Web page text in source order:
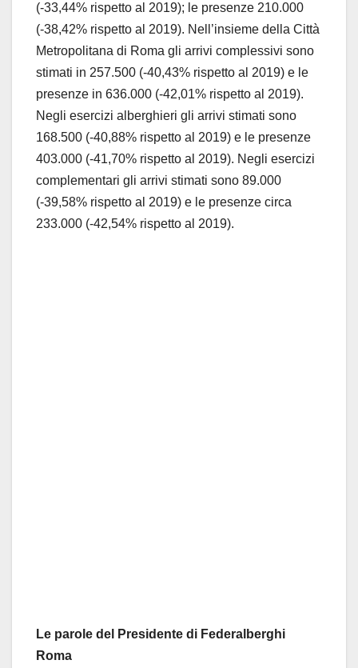
(-33,44% rispetto al 2019); le presenze 210.000
(-38,42% rispetto al 2019). Nell’insieme della Città
Metropolitana di Roma gli arrivi complessivi sono
stimati in 257.500 (-40,43% rispetto al 2019) e le
presenze in 636.000 (-42,01% rispetto al 2019).
Negli esercizi alberghieri gli arrivi stimati sono
168.500 (-40,88% rispetto al 2019) e le presenze
403.000 (-41,70% rispetto al 2019). Negli esercizi
complementari gli arrivi stimati sono 89.000
(-39,58% rispetto al 2019) e le presenze circa
233.000 (-42,54% rispetto al 2019).
Le parole del Presidente di Federalberghi
Roma